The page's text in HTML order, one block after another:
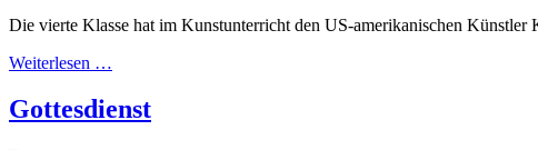
Die vierte Klasse hat im Kunstunterricht den US-amerikanischen
Weiterlesen …
Gottesdienst